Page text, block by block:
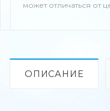
может отличаться от
ОПИСАНИЕ